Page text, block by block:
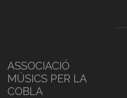
ASSOCIACIÓ
MÚSICS PER LA
COBLA